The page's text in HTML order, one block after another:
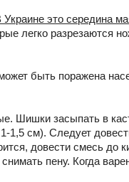
Украине это середина
легко разрезаются
быть поражена
Шишки засыпать в
1,5 см). Следует
довести смесь до
пену. Когда